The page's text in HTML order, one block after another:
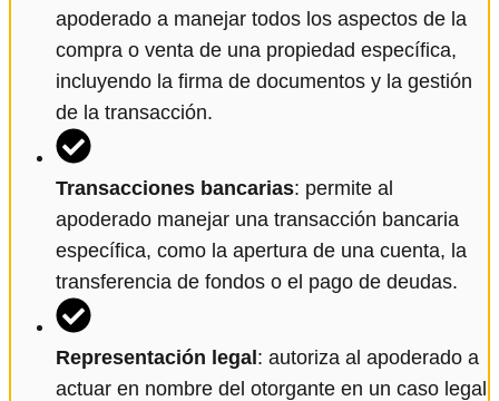
apoderado a manejar todos los aspectos de la
compra o venta de una propiedad específica,
incluyendo la firma de documentos y la gestión
de la transacción.
Transacciones bancarias: permite al
apoderado manejar una transacción bancaria
específica, como la apertura de una cuenta, la
transferencia de fondos o el pago de deudas.
Representación legal: autoriza al apoderado a
actuar en nombre del otorgante en un caso legal